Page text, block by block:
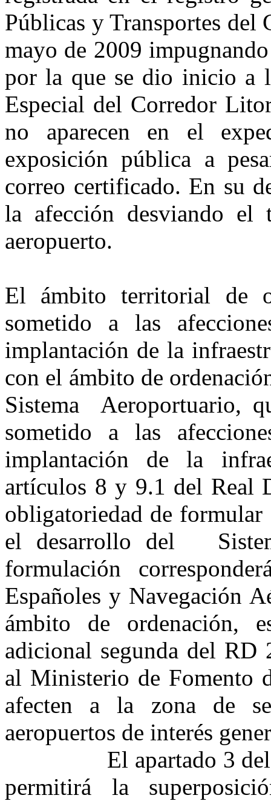
Públicas y Transportes del
mayo de 2009
por la que se dio inicio a
Especial del Corredor
no aparecen en el
exposición pública a
correo certificado. En su
la afección desviando el
aeropuerto.
El ámbito territorial de
sometido a las
implantación de la
con el ámbito de
Sistema Aeroportuario,
sometido a las
implantación de la
artículos 8 y 9.1 del Real
obligatoriedad de
el desarrollo del
formulación
Españoles y Navegación
ámbito de ordenación,
adicional segunda del RD
al Ministerio de Fomento
afecten a la zona de
aeropuertos de interés
El apartado 3 del art.
permitirá la